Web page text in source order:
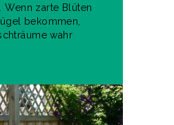
Wenn zarte Blüten
bekommen,
wahr